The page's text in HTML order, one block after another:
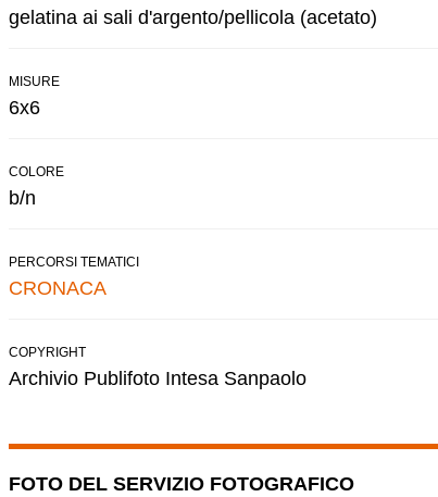
gelatina ai sali d'argento/pellicola (acetato)
MISURE
6x6
COLORE
b/n
PERCORSI TEMATICI
CRONACA
COPYRIGHT
Archivio Publifoto Intesa Sanpaolo
FOTO DEL SERVIZIO FOTOGRAFICO